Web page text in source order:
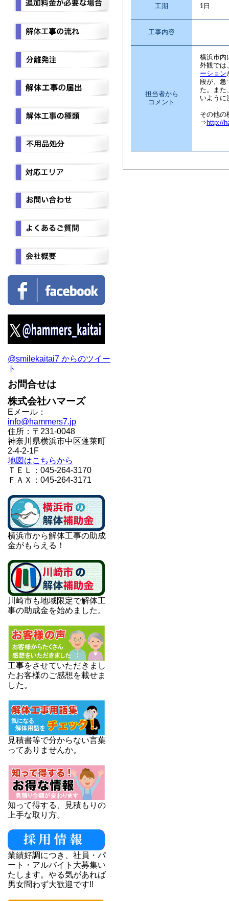
工期 1日
工事内容
担当者から
コメント
横浜市内
外観では
ーション
段が、急
た。また
いように
その他の
⇒ http://
@smilekaitai7 からのツイー
ト
お問合せは
株式会社ハマーズ
Eメール：
info@hammers7.jp
住所：〒231-0048
神奈川県横浜市中区蓬莱町
2-4-2-1F
地図はこちらから
ＴＥＬ：045-264-3170
ＦＡＸ：045-264-3171
横浜市から解体工事の助成
金がもらえる！
川崎市も地域限定で解体工
事の助成金を始めました。
工事をさせていただきまし
たお客様のご感想を載せま
した。
見積書等で分からない言葉
ってありませんか。
知って得する、見積もりの
上手な取り方。
業績好調につき、社員・パ
ート・アルバイト大募集い
たします。やる気があれば
男女問わず大歓迎です!!